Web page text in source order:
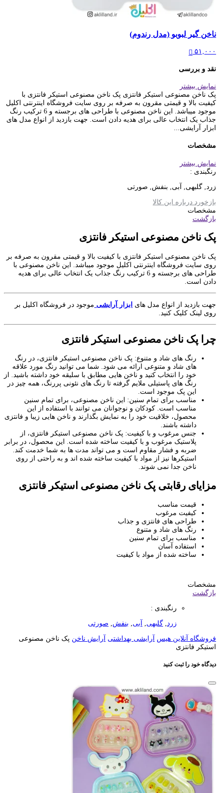
ناخن گیر لبوبو (مدل رندوم)
۵۱,۰۰۰
نقد و بررسی
نمایش بیشتر
پک ناخن مصنوعی استیکر فانتزی پک ناخن مصنوعی استیکر فانتزی با
کیفیت بالا و قیمتی مقرون به صرفه بر روی سایت فروشگاه اینترنتی اکلیل
موجود میباشد. این ناخن مصنوعی با طراحی های برجسته و 6 ترکیب رنگ
جذاب یک انتخاب عالی برای هدیه دادن است. جهت بازدید از انواع مدل های
ابزار آرایشی...
مشخصات
نمایش بیشتر
رنگبندی :
زرد, گلبهی, آبی, بنفش, صورتی
بازخورد درباره این کالا
مشخصات
بازگشت
پک ناخن مصنوعی استیکر فانتزی
پک ناخن مصنوعی استیکر فانتزی با کیفیت بالا و قیمتی مقرون به صرفه بر
روی سایت فروشگاه اینترنتی اکلیل موجود میباشد. این ناخن مصنوعی با
طراحی های برجسته و 6 ترکیب رنگ جذاب یک انتخاب عالی برای هدیه
دادن است.
جهت بازدید از انواع مدل های ابزار آرایشی موجود در فروشگاه اکلیل بر
روی لینک کلیک کنید.
چرا پک ناخن مصنوعی استیکر فانتزی
رنگ های شاد و متنوع: پک ناخن مصنوعی استیکر فانتزی، در رنگ
های شاد و متنوعی ارائه می شود. شما می توانید رنگ مورد علاقه
خود را انتخاب کنید و ناخن هایی مطابق با سلیقه خود داشته باشید. از
رنگ های پاستیلی ملایم گرفته تا رنگ های نئونی پررنگ، همه چیز در
این پک موجود است.
مناسب برای تمام سنین: این ناخن مصنوعی، برای تمام سنین
مناسب است. کودکان و نوجوانان می توانند با استفاده از این
محصول، خلاقیت خود را به نمایش بگذارند و ناخن هایی زیبا و فانتزی
داشته باشند.
جنس مرغوب و با کیفیت: پک ناخن مصنوعی استیکر فانتزی، از
پلاستیک مرغوب و با کیفیت ساخته شده است. این محصول، در برابر
ضربه و فشار مقاوم است و می تواند مدت ها به شما خدمت کند.
استیکرها نیز از مواد با کیفیت ساخته شده اند و به راحتی از روی
ناخن جدا نمی شوند.
مزایای رقابتی پک ناخن مصنوعی استیکر فانتزی
قیمت مناسب
کیفیت مرغوب
طراحی های فانتزی و جذاب
رنگ های شاد و متنوع
مناسب برای تمام سنین
استفاده آسان
ساخته شده از مواد با کیفیت
مشخصات
بازگشت
رنگبندی :
زرد, گلبهی, آبی, بنفش, صورتی
فروشگاه آنلاین هیس آرایشی بهداشتی آرایش ناخن پک ناخن مصنوعی
استیکر فانتزی
دیدگاه خود را ثبت کنید